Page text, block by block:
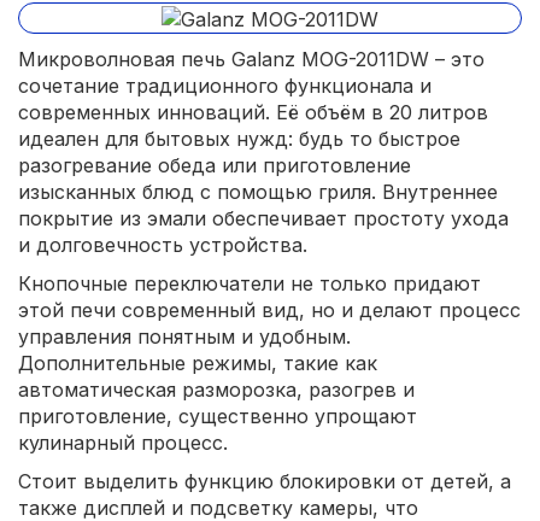
Микроволновая печь Galanz MOG-2011DW – это
сочетание традиционного функционала и
современных инноваций. Её объём в 20 литров
идеален для бытовых нужд: будь то быстрое
разогревание обеда или приготовление
изысканных блюд с помощью гриля. Внутреннее
покрытие из эмали обеспечивает простоту ухода
и долговечность устройства.
Кнопочные переключатели не только придают
этой печи современный вид, но и делают процесс
управления понятным и удобным.
Дополнительные режимы, такие как
автоматическая разморозка, разогрев и
приготовление, существенно упрощают
кулинарный процесс.
Стоит выделить функцию блокировки от детей, а
также дисплей и подсветку камеры, что